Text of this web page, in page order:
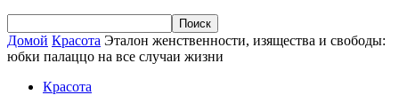
Домой Красота Эталон женственности, изящества и свободы:
юбки палаццо на все случаи жизни
Красота